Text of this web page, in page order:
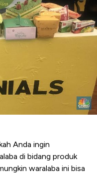
Anda ingin
di bidang produk
waralaba ini bisa